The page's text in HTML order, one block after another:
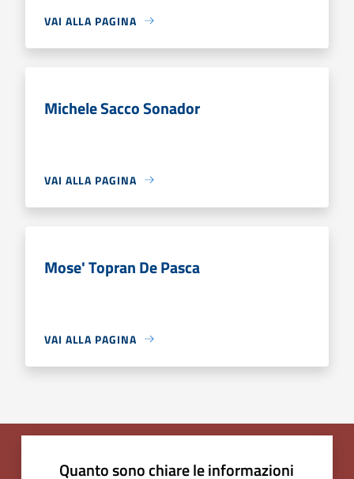
VAI ALLA PAGINA
Michele Sacco Sonador
VAI ALLA PAGINA
Mose' Topran De Pasca
VAI ALLA PAGINA
Quanto sono chiare le informazioni